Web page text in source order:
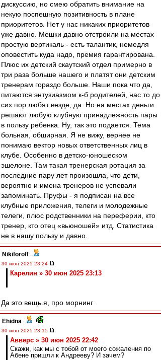
дискуссию, но смею обратить внимание на
некую поспешную позитивность в плане
приоритетов. Нет у нас никаких приоритетов
уже давно. Мешки давно отстроили на местах
простую вертикаль - есть талантик, немедля
оповестить куда надо, премия гарантирована.
Плюс их детский скаутский отдел примерно в
три раза больше нашего и платят они детским
тренерам гораздо больше. Наши пока что да,
питаются энтузиазмом к-б родителей, нас то до
сих пор любят везде, да. Но на местах деньги
решают любую клубную принадлежность пары
в пользу ребенка. Ну, так это подается. Тема
больная, обширная. Я не вижу, вернее не
понимаю вектор новых ответственных лиц в
клубе. Особенно в детско-юношеском
эшелоне. Там такая тренерская ротация за
последние пару лет произошла, что дети,
вероятно и имена тренеров не успевали
запоминать. Пруфы - я подписан на все
клубные приложения, телеги и молодежные
телеги, плюс родственники на переферии, кто
тренер, кто отец «вьюношей» итд. Статистика
не в нашу пользу и давно.
Nikiforoff -
30 июн 2025 23:24
Карелин » 30 июн 2025 23:13
Да это вещь.я, про морнинг
Ehidna -
30 июн 2025 23:15
Авверс » 30 июн 2025 22:42
Скажи, как мы с тобой от моего сожаления по
Абене пришли к Андрееву? И зачем?